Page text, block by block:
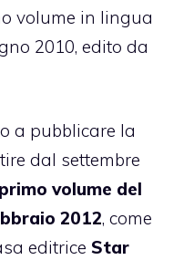
volume in lingua
2010, edito da
a pubblicare la
dal settembre
volume del
2012, come
editrice Star